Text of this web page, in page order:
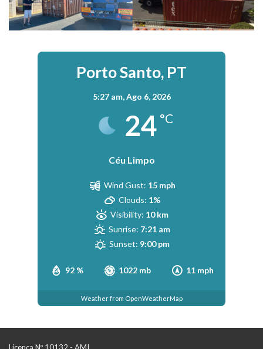
Porto Santo, PT
5:27 am,Ago 6, 2026
24 °C
Céu Limpo
92 % 1022 mb 11 mph
Wind Gust: 15 mph
Clouds: 1%
Visibility: 10 km
Sunrise: 7:21 am
Sunset: 9:00 pm
Weather from OpenWeatherMap